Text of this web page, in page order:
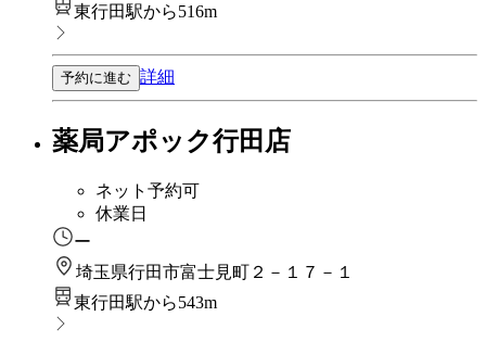
東行田駅から516m
予約に進む 詳細
薬局アポック行田店
ネット予約可
休業日
ー
埼玉県行田市富士見町２－１７－１
東行田駅から543m